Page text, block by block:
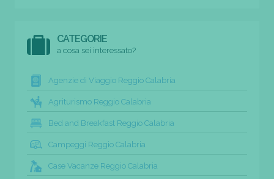
CATEGORIE
a cosa sei interessato?
Agenzie di Viaggio Reggio Calabria
Agriturismo Reggio Calabria
Bed and Breakfast Reggio Calabria
Campeggi Reggio Calabria
Case Vacanze Reggio Calabria